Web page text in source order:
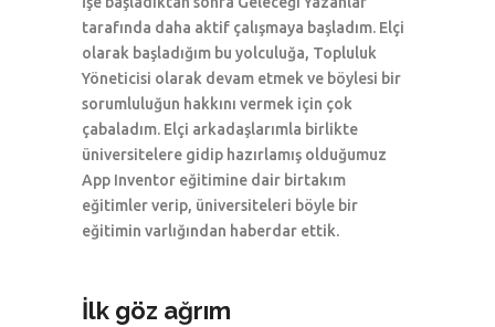
tarafında daha aktif çalışmaya başladım. Elçi
olarak başladığım bu yolculuğa, Topluluk
Yöneticisi olarak devam etmek ve böylesi bir
sorumluluğun hakkını vermek için çok
çabaladım. Elçi arkadaşlarımla birlikte
üniversitelere gidip hazırlamış olduğumuz
App Inventor eğitimine dair birtakım
eğitimler verip, üniversiteleri böyle bir
eğitimin varlığından haberdar ettik.
İlk göz ağrım